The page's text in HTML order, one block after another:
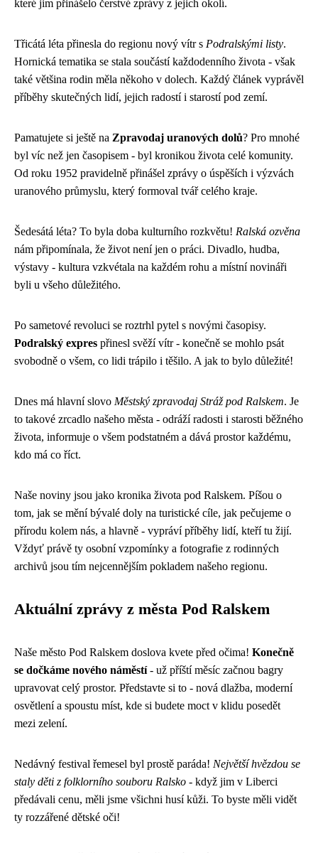
které jim přinášelo čerstvé zprávy z jejich okolí.
Třicátá léta přinesla do regionu nový vítr s Podralskými listy.
Hornická tematika se stala součástí každodenního života - však
také většina rodin měla někoho v dolech. Každý článek vyprávěl
příběhy skutečných lidí, jejich radostí i starostí pod zemí.
Pamatujete si ještě na Zpravodaj uranových dolů? Pro mnohé
byl víc než jen časopisem - byl kronikou života celé komunity.
Od roku 1952 pravidelně přinášel zprávy o úspěších i výzvách
uranového průmyslu, který formoval tvář celého kraje.
Šedesátá léta? To byla doba kulturního rozkvětu! Ralská ozvěna
nám připomínala, že život není jen o práci. Divadlo, hudba,
výstavy - kultura vzkvétala na každém rohu a místní novináři
byli u všeho důležitého.
Po sametové revoluci se roztrhl pytel s novými časopisy.
Podralský expres přinesl svěží vítr - konečně se mohlo psát
svobodně o všem, co lidi trápilo i těšilo. A jak to bylo důležité!
Dnes má hlavní slovo Městský zpravodaj Stráž pod Ralskem. Je
to takové zrcadlo našeho města - odráží radosti i starosti běžného
života, informuje o všem podstatném a dává prostor každému,
kdo má co říct.
Naše noviny jsou jako kronika života pod Ralskem. Píšou o
tom, jak se mění bývalé doly na turistické cíle, jak pečujeme o
přírodu kolem nás, a hlavně - vypráví příběhy lidí, kteří tu žijí.
Vždyť právě ty osobní vzpomínky a fotografie z rodinných
archivů jsou tím nejcennějším pokladem našeho regionu.
Aktuální zprávy z města Pod Ralskem
Naše město Pod Ralskem doslova kvete před očima! Konečně
se dočkáme nového náměstí- už příští měsíc začnou bagry
upravovat celý prostor. Představte si to - nová dlažba, moderní
osvětlení a spoustu míst, kde si budete moct v klidu posedět
mezi zelení.
Nedávný festival řemesel byl prostě paráda! Největší hvězdou se
staly děti z folklorního souboru Ralsko - když jim v Liberci
předávali cenu, měli jsme všichni husí kůži. To byste měli vidět
ty rozzářené dětské oči!